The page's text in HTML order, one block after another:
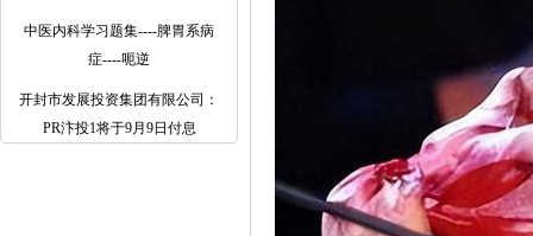
中医内科学习题集----脾胃系病
症----呃逆
开封市发展投资集团有限公司：
PR汴投1将于9月9日付息